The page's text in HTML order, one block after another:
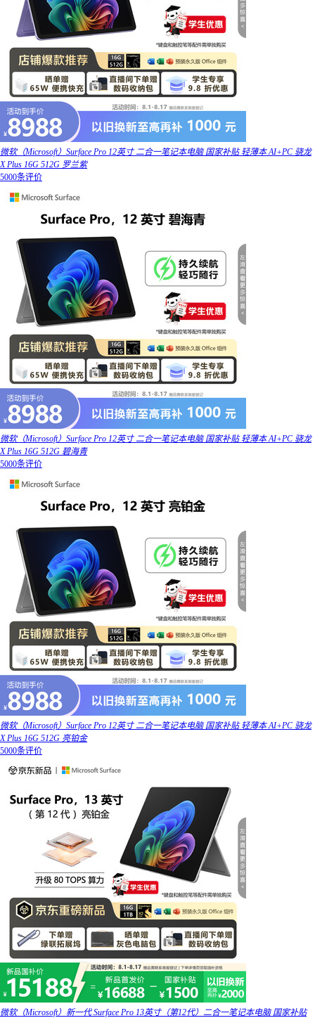
微软（Microsoft）Surface Pro 12英寸 二合一笔记本电脑 国家补贴 轻薄本 AI+PC 骁龙
X Plus 16G 512G 罗兰紫
5000条评价
微软（Microsoft）Surface Pro 12英寸 二合一笔记本电脑 国家补贴 轻薄本 AI+PC 骁龙
X Plus 16G 512G 碧海青
5000条评价
微软（Microsoft）Surface Pro 12英寸 二合一笔记本电脑 国家补贴 轻薄本 AI+PC 骁龙
X Plus 16G 512G 亮铂金
5000条评价
微软（Microsoft）新一代 Surface Pro 13英寸（第12代）二合一笔记本电脑 国家补贴